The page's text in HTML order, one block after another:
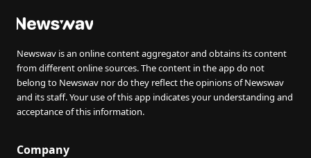
Newswav is an online content aggregator and obtains its content
from different online sources. The content in the app do not
belong to Newswav nor do they reflect the opinions of Newswav
and its staff. Your use of this app indicates your understanding and
acceptance of this information.
Company